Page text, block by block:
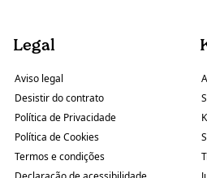
Legal
Aviso legal
Desistir do contrato
Política de Privacidade
Política de Cookies
Termos e condições